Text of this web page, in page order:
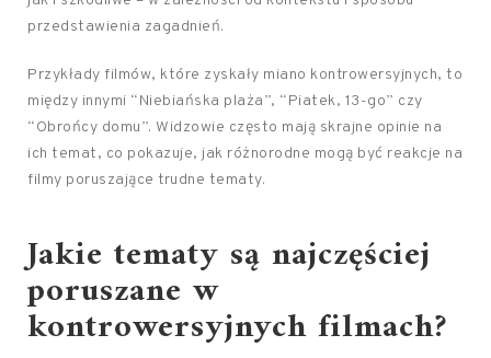
przedstawienia zagadnień.
Przykłady filmów, które zyskały miano kontrowersyjnych, to
między innymi “Niebiańska plaża”, “Piatek, 13-go” czy
“Obrońcy domu”. Widzowie często mają skrajne opinie na
ich temat, co pokazuje, jak różnorodne mogą być reakcje na
filmy poruszające trudne tematy.
Jakie tematy są najczęściej
poruszane w
kontrowersyjnych filmach?